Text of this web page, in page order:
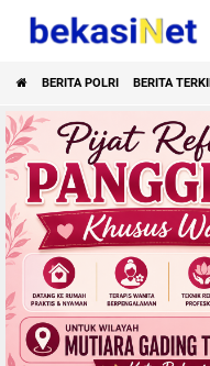
BERITA POLRI BERITA